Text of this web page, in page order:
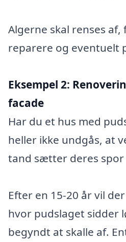
Algerne skal renses af,
reparere og eventuelt
Eksempel 2:
facade
Har du et hus med
heller ikke undgås, at
tand sætter deres spor
Efter en 15-20 år vil
hvor pudslaget sidder
begyndt at skalle af.